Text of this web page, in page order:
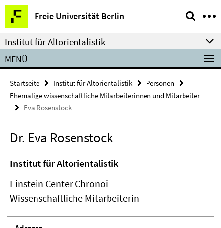
Springe
direkt
zu
Inhalt
Freie Universität Berlin
Service-
Navigation
Institut für Altorientalistik
MENÜ
Startseite Institut für Altorientalistik
Personen
Ehemalige wissenschaftliche Mitarbeiterinnen und Mitarbeiter
Eva Rosenstock
Dr. Eva Rosenstock
Institut für Altorientalistik
Einstein Center Chronoi
Wissenschaftliche Mitarbeiterin